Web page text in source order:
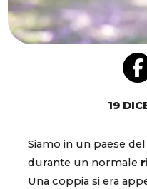
19
Siamo in un paese del
durante un normale
Una coppia si era